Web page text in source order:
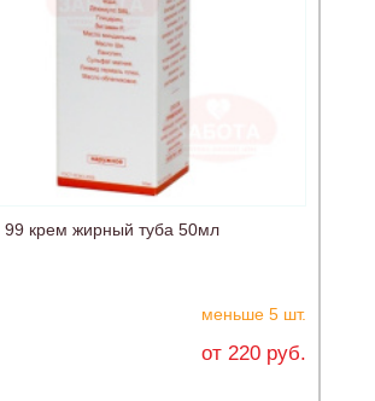
99 крем жирный туба 50мл
меньше 5 шт.
от 220 руб.